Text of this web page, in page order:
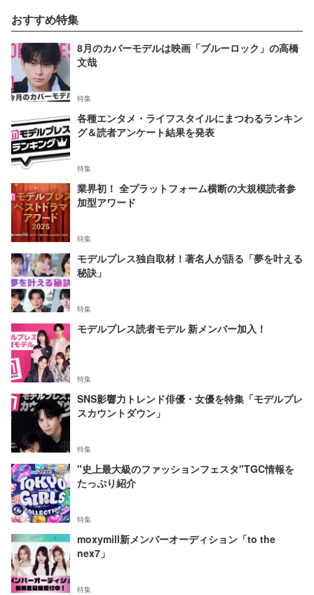
おすすめ特集
8月のカバーモデルは映画「ブルーロック」の高橋
文哉
特集
各種エンタメ・ライフスタイルにまつわるランキン
グ＆読者アンケート結果を発表
特集
業界初！ 全プラットフォーム横断の大規模読者参
加型アワード
特集
モデルプレス独自取材！著名人が語る「夢を叶える
秘訣」
特集
モデルプレス読者モデル 新メンバー加入！
特集
SNS影響力トレンド俳優・女優を特集「モデルプレ
スカウントダウン」
特集
"史上最大級のファッションフェスタ"TGC情報を
たっぷり紹介
特集
moxymill新メンバーオーディション「to the
nex7」
特集